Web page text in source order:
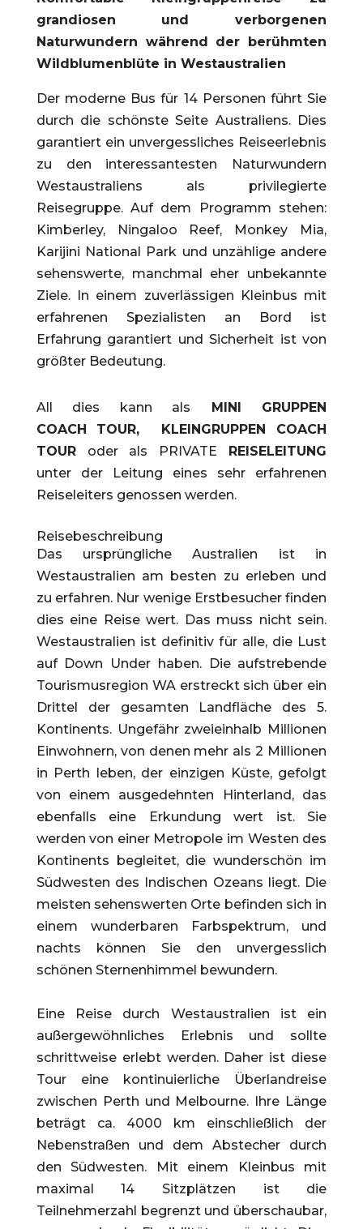
grandiosen und verborgenen
Naturwundern während der berühmten
Wildblumenblüte in Westaustralien
Der moderne Bus für 14 Personen führt Sie
durch die schönste Seite Australiens. Dies
garantiert ein unvergessliches Reiseerlebnis
zu den interessantesten Naturwundern
Westaustraliens als privilegierte
Reisegruppe. Auf dem Programm stehen:
Kimberley, Ningaloo Reef, Monkey Mia,
Karijini National Park und unzählige andere
sehenswerte, manchmal eher unbekannte
Ziele. In einem zuverlässigen Kleinbus mit
erfahrenen Spezialisten an Bord ist
Erfahrung garantiert und Sicherheit ist von
größter Bedeutung.
All dies kann als MINI GRUPPEN
COACH
TOUR, KLEINGRUPPEN COACH
TOURoder als PRIVATE REISELEITUNG
unter der Leitung eines sehr erfahrenen
Reiseleiters genossen werden.
Reisebeschreibung
Das ursprüngliche Australien ist in
Westaustralien am besten zu erleben und
zu erfahren. Nur wenige Erstbesucher finden
dies eine Reise wert. Das muss nicht sein.
Westaustralien ist definitiv für alle, die Lust
auf Down Under haben. Die aufstrebende
Tourismusregion WA erstreckt sich über ein
Drittel der gesamten Landfläche des 5.
Kontinents. Ungefähr zweieinhalb Millionen
Einwohnern, von denen mehr als 2 Millionen
in Perth leben, der einzigen Küste, gefolgt
von einem ausgedehnten Hinterland, das
ebenfalls eine Erkundung wert ist. Sie
werden von einer Metropole im Westen des
Kontinents begleitet, die wunderschön im
Südwesten des Indischen Ozeans liegt. Die
meisten sehenswerten Orte befinden sich in
einem wunderbaren Farbspektrum, und
nachts können Sie den unvergesslich
schönen Sternenhimmel bewundern.
Eine Reise durch Westaustralien ist ein
außergewöhnliches Erlebnis und sollte
schrittweise erlebt werden. Daher ist diese
Tour eine kontinuierliche Überlandreise
zwischen Perth und Melbourne. Ihre Länge
beträgt ca. 4000 km einschließlich der
Nebenstraßen und demAbstecher durch
den Südwesten. Mit einem Kleinbus mit
maximal 14 Sitzplätzen ist die
Teilnehmerzahl begrenzt und überschaubar,